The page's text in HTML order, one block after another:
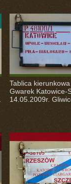
Tablica
Gwarek Katowice-
14.05.2009r.